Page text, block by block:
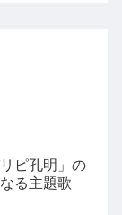
ピ孔明」の
る主題歌